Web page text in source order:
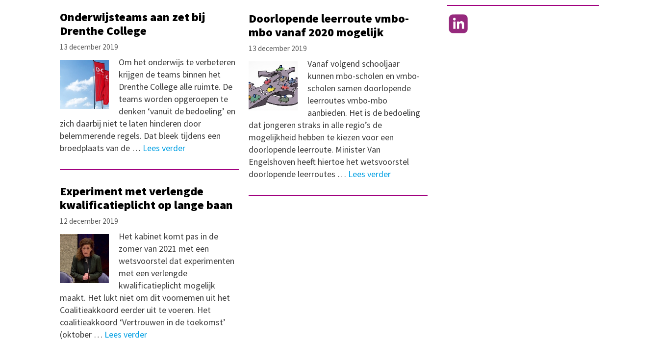
Onderwijsteams aan zet bij
Drenthe College
13 december 2019
Om het onderwijs te verbeteren
krijgen de teams binnen het
Drenthe College alle ruimte. De
teams worden opgeroepen te
denken ‘vanuit de bedoeling’ en
zich daarbij niet te laten hinderen door
belemmerende regels. Dat bleek tijdens een
broedplaats van de … Lees verder
Doorlopende leerroute vmbo-
mbo vanaf 2020 mogelijk
13 december 2019
Vanaf volgend schooljaar
kunnen mbo-scholen en vmbo-
scholen samen doorlopende
leerroutes vmbo-mbo
aanbieden. Het is de bedoeling
dat jongeren straks in alle regio’s de
mogelijkheid hebben te kiezen voor een
doorlopende leerroute. Minister Van
Engelshoven heeft hiertoe het wetsvoorstel
doorlopende leerroutes … Lees verder
Experiment met verlengde
kwalificatieplicht op lange baan
12 december 2019
Het kabinet komt pas in de
zomer van 2021 met een
wetsvoorstel dat experimenten
met een verlengde
kwalificatieplicht mogelijk
maakt. Het lukt niet om dit voornemen uit het
Coalitieakkoord eerder uit te voeren. Het
coalitieakkoord ‘Vertrouwen in de toekomst’
(oktober … Lees verder